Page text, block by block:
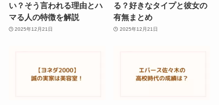
い？そう言われる理由とハ
マる人の特徴を解説
2025年12月21日
る？好きなタイプと彼女の
有無まとめ
2025年12月21日